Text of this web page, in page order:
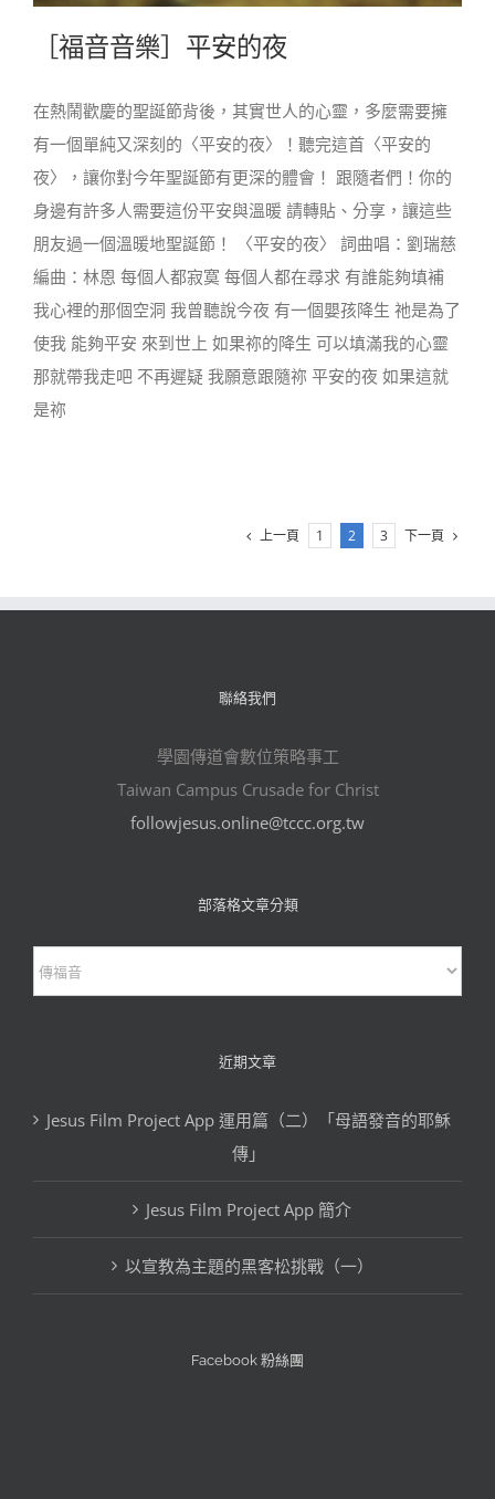
［福音音樂］平安的夜
在熱鬧歡慶的聖誕節背後，其實世人的心靈，多麼需要擁
有一個單純又深刻的〈平安的夜〉！聽完這首〈平安的
夜〉，讓你對今年聖誕節有更深的體會！ 跟隨者們！你的
身邊有許多人需要這份平安與溫暖 請轉貼、分享，讓這些
朋友過一個溫暖地聖誕節！ 〈平安的夜〉 詞曲唱：劉瑞慈
編曲：林恩 每個人都寂寞 每個人都在尋求 有誰能夠填補
我心裡的那個空洞 我曾聽說今夜 有一個嬰孩降生 祂是為了
使我 能夠平安 來到世上 如果祢的降生 可以填滿我的心靈
那就帶我走吧 不再遲疑 我願意跟隨祢 平安的夜 如果這就
是祢
上一頁 1 2 3 下一頁
聯絡我們
學園傳道會數位策略事工
Taiwan Campus Crusade for Christ
followjesus.online@tccc.org.tw
部落格文章分類
部
落
分
近期文章
Jesus Film Project App 運用篇（二）「母語發音的耶穌
傳」
Jesus Film Project App 簡介
以宣教為主題的黑客松挑戰（一）
Facebook 粉絲團